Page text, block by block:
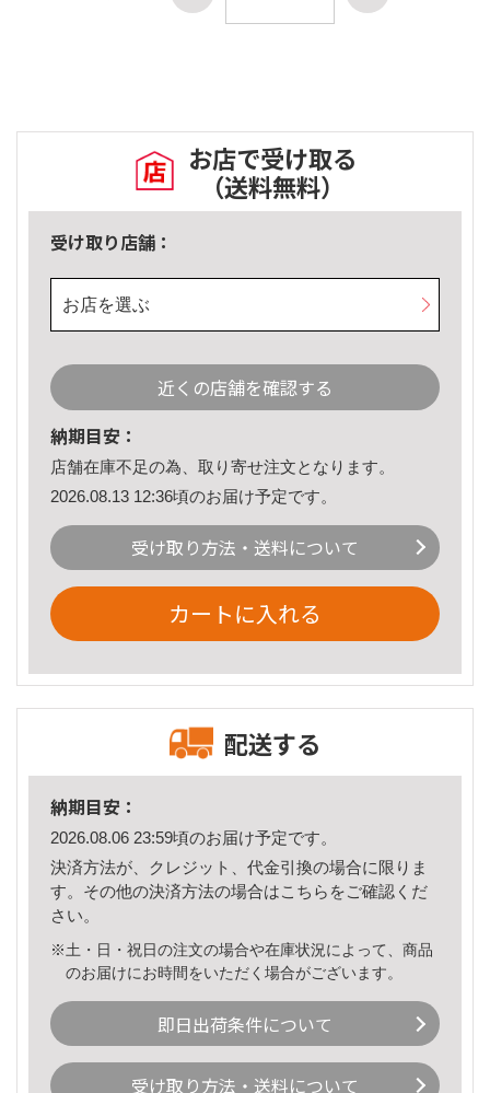
お店で受け取る
（送料無料）
受け取り店舗：
お店を選ぶ
近くの店舗を確認する
納期目安：
店舗在庫不足の為、取り寄せ注文となります。
2026.08.13 12:36頃のお届け予定です。
受け取り方法・送料について
カートに入れる
配送する
納期目安：
2026.08.06 23:59頃のお届け予定です。
決済方法が、クレジット、代金引換の場合に限りま
す。その他の決済方法の場合はこちら をご確認くだ
さい。
※土・日・祝日の注文の場合や在庫状況によって、商品
のお届けにお時間をいただく場合がございます。
即日出荷条件について
受け取り方法・送料について